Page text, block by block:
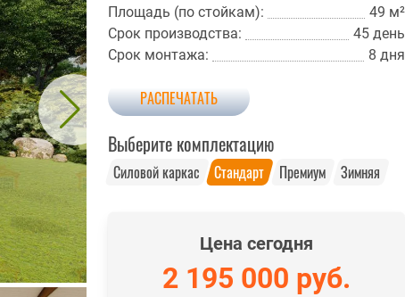
Площадь (по стойкам):
49 м²
Срок производства:
45 день
Срок монтажа:
8 дня
РАСПЕЧАТАТЬ
Выберите комплектацию
Силовой каркас Стандарт Премиум Зимняя
Цена сегодня
2 195 000 руб.